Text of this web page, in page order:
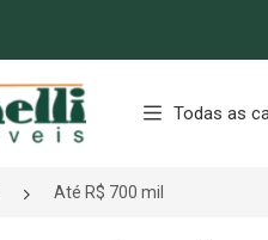
Todas as
Até R$ 700 mil